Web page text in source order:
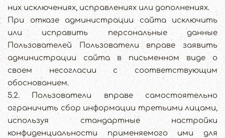
них исключениях, исправлениях или дополнениях.
При отказе администрации сайта исключить
или исправить персональные данные
Пользователей Пользователи вправе заявить
администрации сайта в письменном виде о
своем несогласии с соответствующим
обоснованием.
5.2. Пользователи вправе самостоятельно
ограничить сбор информации третьими лицами,
используя стандартные настройки
конфиденциальности применяемого ими для